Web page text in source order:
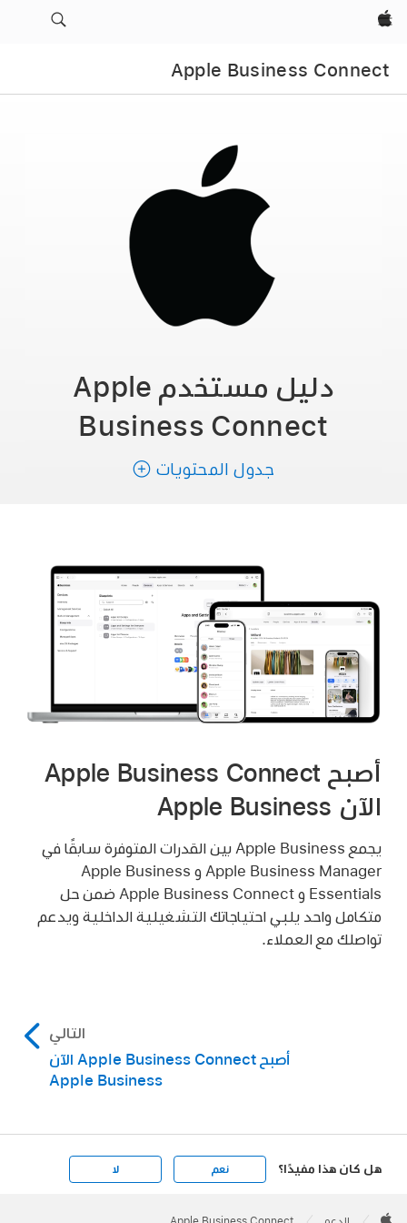
Apple‏
Apple Business Connect
دليل مستخدم Apple
Business Connect
جدول المحتويات
أصبح Apple Business Connect
الآن Apple Business
يجمع Apple Business بين القدرات المتوفرة سابقًا في
Apple Business Manager و Apple Business
Essentials و Apple Business Connect ضمن حل
متكامل واحد يلبي احتياجاتك التشغيلية الداخلية ويدعم
تواصلك مع العملاء.
التالي
أصبح Apple Business Connect الآن
Apple Business
هل كان هذا مفيدًا؟ نعم لا
Footer
